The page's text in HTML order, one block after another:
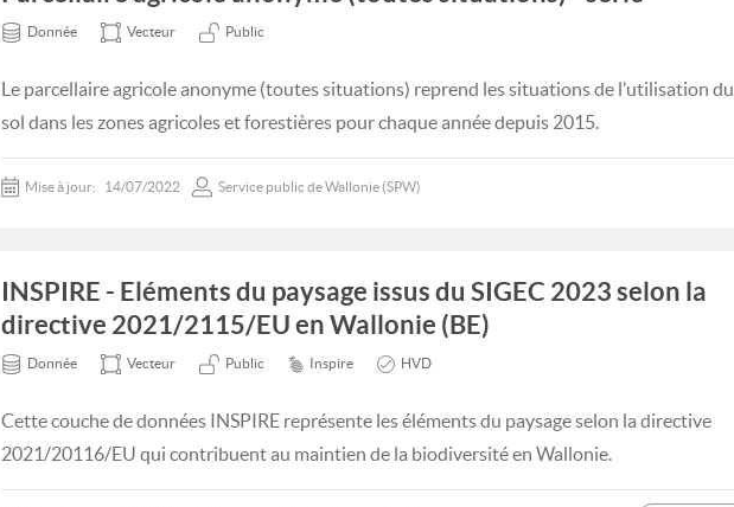
Donnée Vecteur Public
Le parcellaire agricole anonyme (toutes situations) reprend les situations de l’utilisation du
sol dans les zones agricoles et forestières pour chaque année depuis 2015.
Mise à jour: 14/07/2022 Service public de Wallonie (SPW)
INSPIRE - Eléments du paysage issus du SIGEC 2023 selon la
directive 2021/2115/EU en Wallonie (BE)
Donnée Vecteur Public Inspire HVD
Cette couche de données INSPIRE représente les éléments du paysage selon la directive
2021/20116/EU qui contribuent au maintien de la biodiversité en Wallonie.